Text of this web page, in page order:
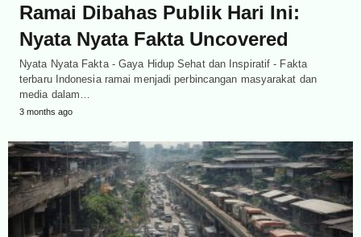
Ramai Dibahas Publik Hari Ini:
Nyata Nyata Fakta Uncovered
Nyata Nyata Fakta - Gaya Hidup Sehat dan Inspiratif - Fakta
terbaru Indonesia ramai menjadi perbincangan masyarakat dan
media dalam…
3 months ago